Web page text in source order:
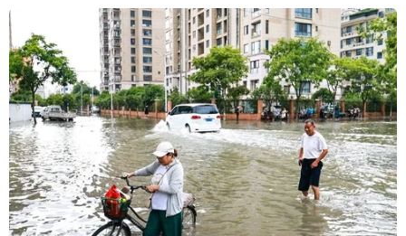
Tổng thống Kazakhstan Nursultan Nazarbayev
ngày 25/2 đã kêu gọi tổ chức bầu cử tổng thống
sớm vào ngày 25/4 tới.
Phát biểu trên đài truyền hình, Tổng thống
Nazarbayev nêu rõ "vì lợi ích và ý nguyện của
người dân... tôi đã quyết định và ký một sắc
lệnh kêu gọi tổ chức bầu cử tổng thống sớm vào
ngày 26/4/2015."